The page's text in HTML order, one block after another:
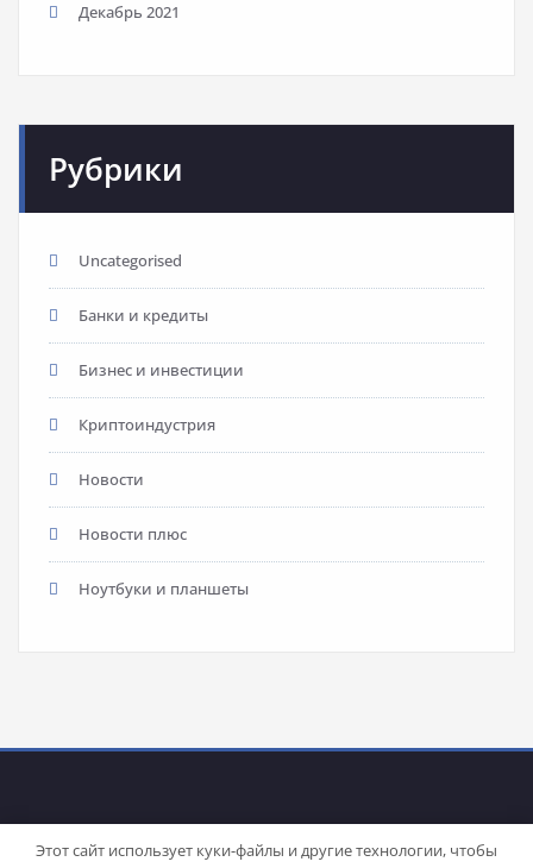
Декабрь 2021
Рубрики
Uncategorised
Банки и кредиты
Бизнес и инвестиции
Криптоиндустрия
Новости
Новости плюс
Ноутбуки и планшеты
Этот сайт использует куки-файлы и другие технологии, чтобы